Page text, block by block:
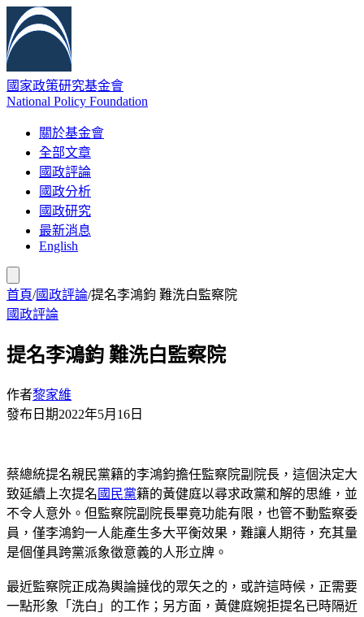
國家政策研究基金會
National Policy Foundation
關於基金會
全部文章
國政評論
國政分析
國政研究
最新消息
English
首頁/國政評論/提名李鴻鈞 難洗白監察院
國政評論
提名李鴻鈞 難洗白監察院
作者黎家維
發布日期2022年5月16日
蔡總統提名親民黨籍的李鴻鈞擔任監察院副院長，這個決定大
致延續上次提名 國民黨籍的黃健庭以尋求政黨和解的思維，並
不令人意外。但監察院副院長畢竟功能有限，也管不動監察委
員，僅李鴻鈞一人能產生多大平衡效果，難讓人期待，充其量
是個僅具跨黨派象徵意義的人形立牌。
最近監察院正成為輿論撻伐的眾矢之的，或許這時候，正需要
一點形象「洗白」的工作；另方面，黃健庭婉拒提名已時隔近